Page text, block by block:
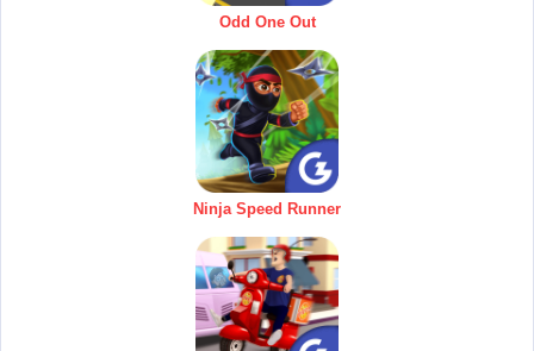
Odd One Out
Ninja Speed Runner